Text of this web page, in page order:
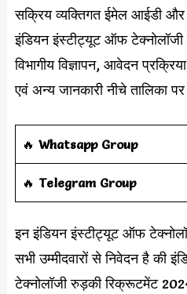
सक्रिय व्यक्तिगत ईमेल आईडी और
इंडियन इंस्टीट्यूट ऑफ
विभागीय विज्ञापन, आवेदन
एवं अन्य जानकारी नीचे तालिका
‎️‍🔥 Whatsapp Group
‎️‍🔥 Telegram Group
इन इंडियन इंस्टीट्यूट ऑफ
सभी उम्मीदवारों से निवेदन है की
टेक्नोलॉजी रुड़की रिक्रूटमेंट